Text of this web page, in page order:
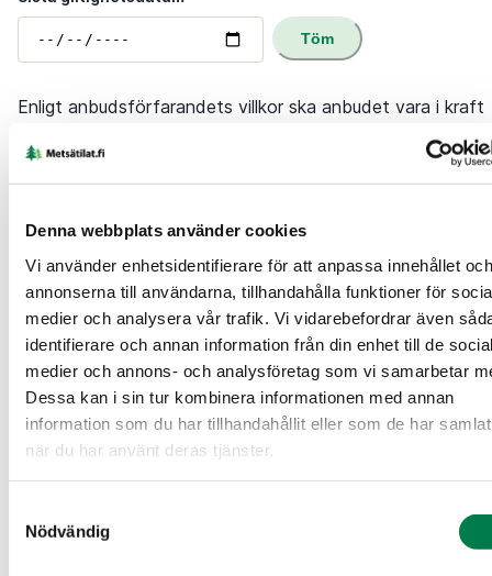
Denna webbplats använder cookies
Vi använder enhetsidentifierare för att anpassa innehållet och
annonserna till användarna, tillhandahålla funktioner för
medier och analysera vår trafik. Vi vidarebefordrar även
identifierare och annan information från din enhet till de
medier och annons- och analysföretag som vi samarbetar
Dessa kan i sin tur kombinera informationen med annan
information som du har tillhandahållit eller som de har
när du har använt deras tjänster.
Nödvändig
Töm
Enligt anbudsförfarandets villkor ska anbudet vara i kraft
anbud. Du kan låta bli att fylla i fältet för anbudets
slutdatum. I så fall tolkas anbudet vara i kraft tills vidare.
Obs, bekanta dig vid behov med anbudsförfarandet utan
tidsfrist.
Jag lägger ett anbud som företag/organisation
Företagets namn Företagets FO-nummer
Adress